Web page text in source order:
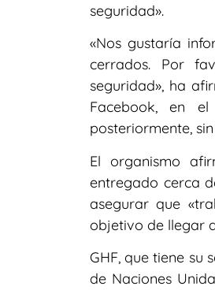
seguridad».
«Nos gustaría
cerrados. Por
seguridad», ha
Facebook, en
posteriormente,
El organismo
entregado cerca
asegurar que
objetivo de llegar
GHF, que tiene su
de Naciones